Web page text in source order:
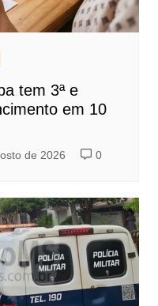
tem 3ª e
em 10
de 2026 0